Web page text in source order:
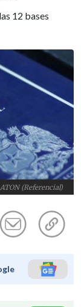
12 bases
ATON (Referencial)